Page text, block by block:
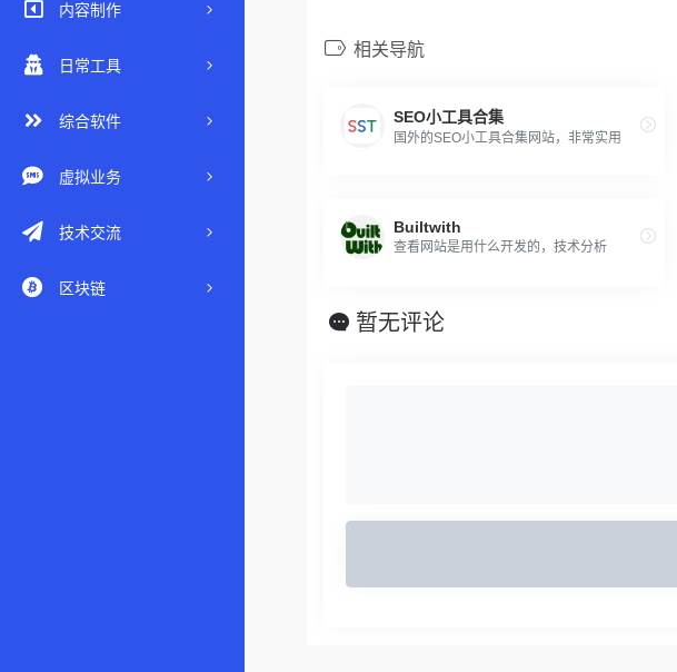
内容制作
日常工具
综合软件
虚拟业务
技术交流
区块链
相关导航
SEO小工具合集
国外的SEO小工具合集网站，非常实用
Builtwith
查看网站是用什么开发的，技术分析
暂无评论